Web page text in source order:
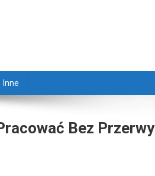
Inne
Bez Przerwy